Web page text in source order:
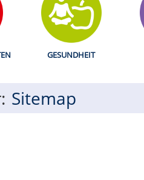
GESUNDHEIT
Sitemap